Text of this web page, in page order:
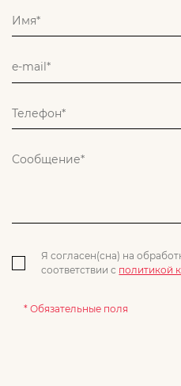
Я согласен(сна) на
соответствии с политикой
* Обязательные поля